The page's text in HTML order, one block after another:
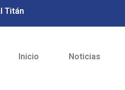
Titán
Inicio Noticias